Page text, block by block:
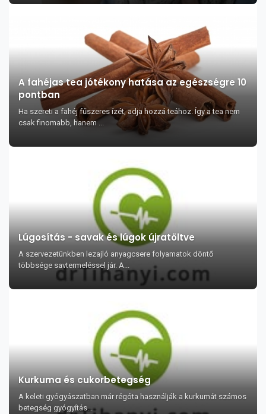
A fahéjas tea jótékony hatása az egészségre 10
pontban
Ha szereti a fahéj fűszeres ízét, adja hozzá teához. Így a tea nem
csak finomabb, hanem ...
Lúgosítás - savak és lúgok újratöltve
A szervezetünkben lezajló anyagcsere folyamatok döntő
többsége savtermeléssel jár. A...
Kurkuma és cukorbetegség
A keleti gyógyászatban már régóta használják a kurkumát számos
betegség gyógyítás...